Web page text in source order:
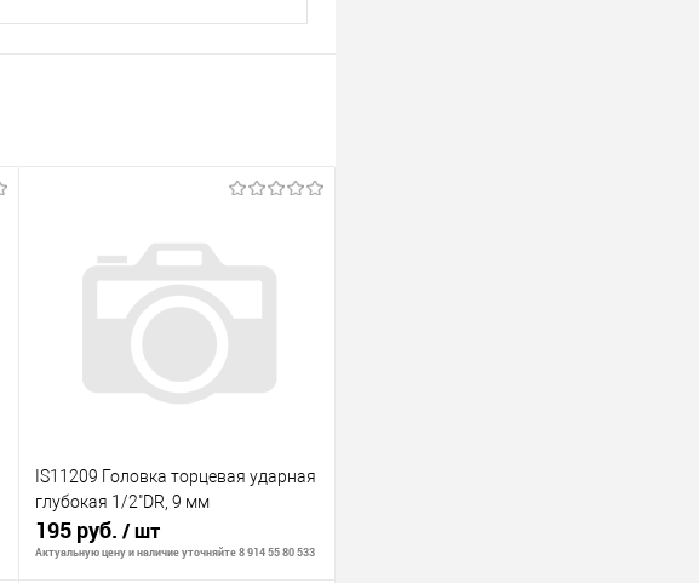
IS11209 Головка торцевая ударная
глубокая 1/2"DR, 9 мм
195 руб. / шт
Актуальную цену и наличие уточняйте 8 914 55 80 533